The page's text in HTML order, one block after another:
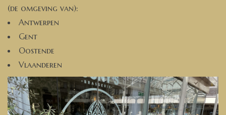
(de omgeving van):
Antwerpen
Gent
Oostende
Vlaanderen